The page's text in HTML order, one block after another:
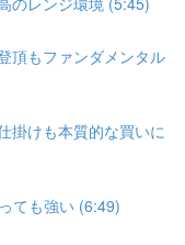
頂もファンダメンタル
掛けも本質的な買いに
ても強い (6:49)